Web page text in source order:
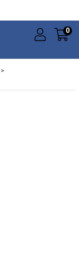
0
>